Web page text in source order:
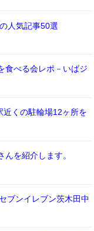
人気記事50選
食べる会レポ－いばジ
くの駐輪場12ヶ所を
を紹介します。
ブンイレブン茨木田中